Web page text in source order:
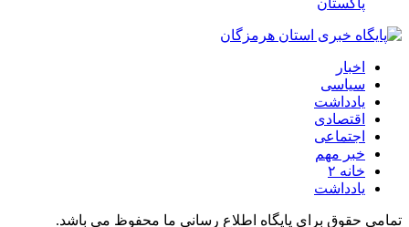
پاکستان
اخبار
سیاسی
یادداشت
اقتصادی
اجتماعی
خبر مهم
خانه ۲
یادداشت
تمامی حقوق برای پایگاه اطلاع رسانی ما محفوظ می باشد.